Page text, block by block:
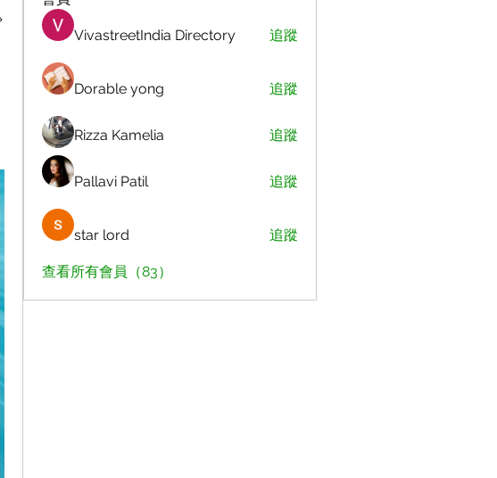
VivastreetIndia Directory 追蹤
Dorable yong 追蹤
Rizza Kamelia 追蹤
Pallavi Patil 追蹤
star lord 追蹤
查看所有會員（83）